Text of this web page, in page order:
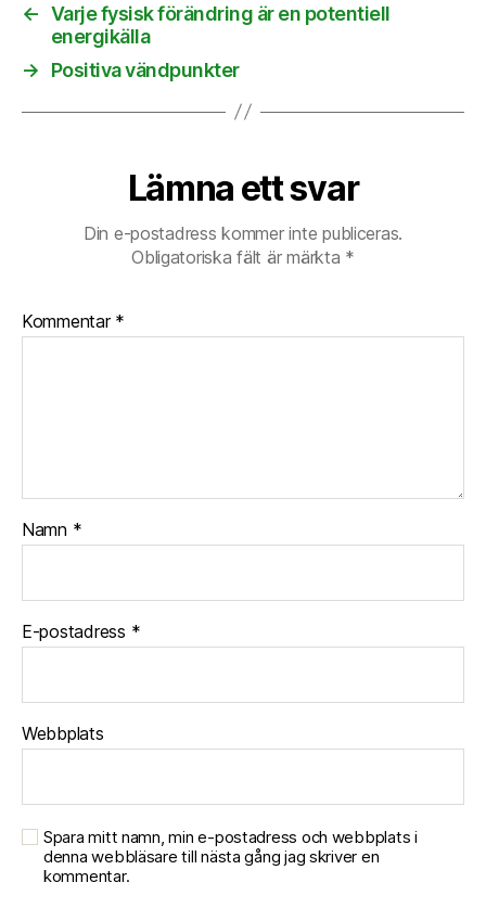
← Varje fysisk förändring är en potentiell
energikälla
→
Positiva vändpunkter
Lämna ett svar
Din e-postadress kommer inte publiceras.
Obligatoriska fält är märkta *
Kommentar *
Namn *
E-postadress *
Webbplats
Spara mitt namn, min e-postadress och webbplats i
denna webbläsare till nästa gång jag skriver en
kommentar.